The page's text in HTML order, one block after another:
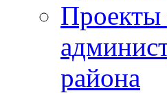
Проекты
района